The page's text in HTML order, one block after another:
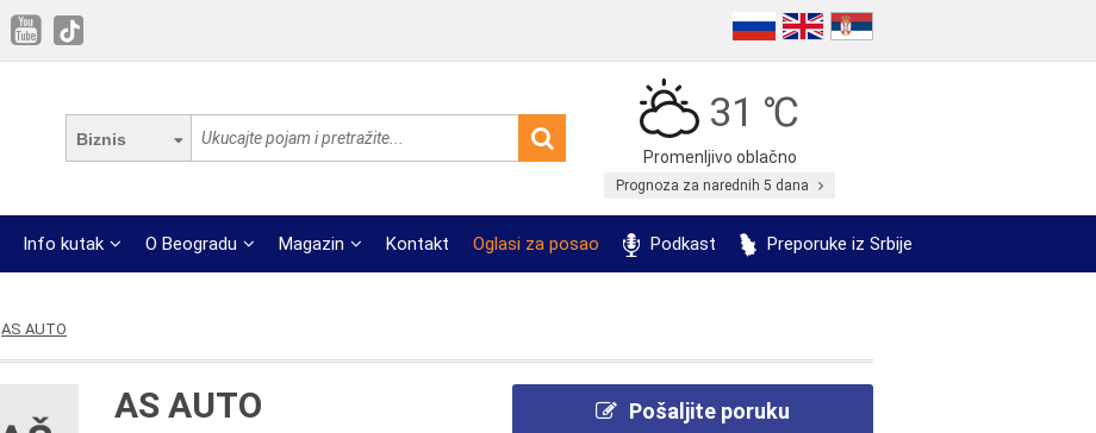
Biznis
31 ℃
Promenljivo oblačno
Prognoza za narednih 5 dana
Info kutak O Beogradu Magazin Kontakt Oglasi za posao Podkast Preporuke iz Srbije
AS AUTO
AS AUTO Pošaljite poruku